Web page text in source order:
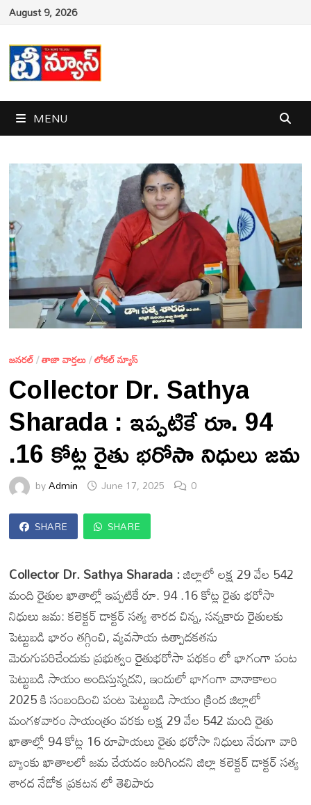
Skip
content
August 9, 2026
MENU
జనరల్/తాజా వార్తలు/లోకల్ న్యూస్
Collector Dr. Sathya
Sharada : ఇప్పటికే రూ. 94
.16 కోట్ల రైతు భరోసా నిధులు జమ
byAdmin June 17, 2025 0
SHARE SHARE
Collector Dr. Sathya Sharada :జిల్లాలో లక్ష 29 వేల 542
మంది రైతుల ఖాతాల్లో ఇప్పటికే రూ. 94 .16 కోట్ల రైతు భరోసా
నిధులు జమ: కలెక్టర్ డాక్టర్ సత్య శారద చిన్న, సన్నకారు రైతులకు
పెట్టుబడి భారం తగ్గించి, వ్యవసాయ ఉత్పాదకతను
మెరుగుపరిచేందుకు ప్రభుత్వం రైతుభరోసా పథకం లో భాగంగా పంట
పెట్టుబడి సాయం అందిస్తున్నదని, ఇందులో భాగంగా వానాకాలం
2025 కి సంబందించి పంట పెట్టుబడి సాయం క్రింద జిల్లాలో
మంగళవారం సాయంత్రం వరకు లక్ష 29 వేల 542 మంది రైతు
ఖాతాల్లో 94 కోట్ల 16 రూపాయలు రైతు భరోసా నిధులు నేరుగా వారి
బ్యాంకు ఖాతాలలో జమ చేయడం జరిగిందని జిల్లా కలెక్టర్ డాక్టర్ సత్య
శారద నేడోక ప్రకటన లో తెలిపారు